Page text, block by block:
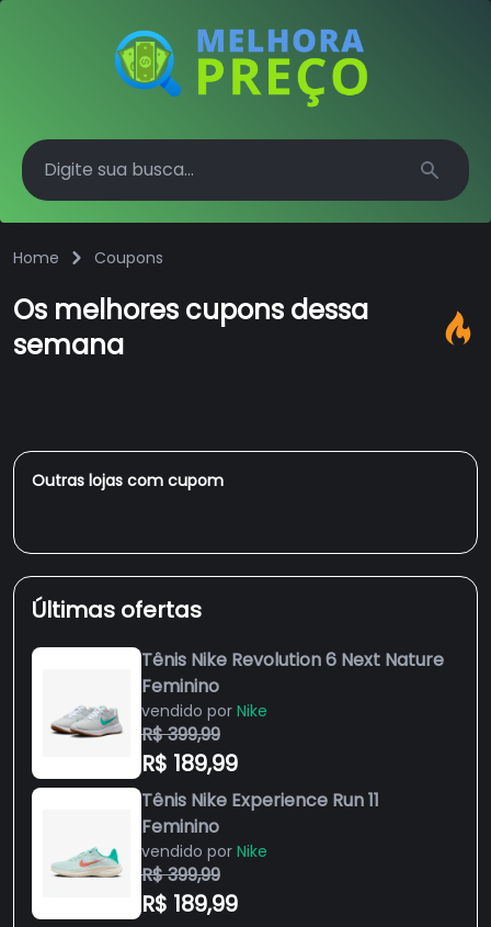
Search
Home Coupons
Os melhores cupons dessa
semana
Outras lojas com cupom
Últimas ofertas
Tênis Nike Revolution 6 Next Nature
Feminino
vendido por Nike
R$ 399,99
R$ 189,99
Tênis Nike Experience Run 11
Feminino
vendido por Nike
R$ 399,99
R$ 189,99